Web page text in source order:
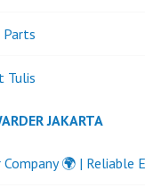
Parts
Tulis
JAKARTA
🌍 | Reliable